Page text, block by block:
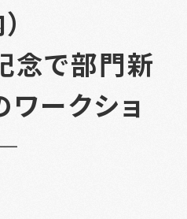
で部門新
ワークショ